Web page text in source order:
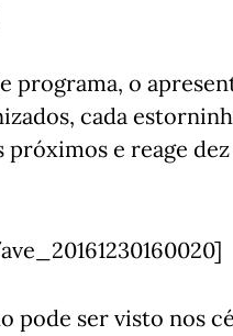
programa, o
cada
próximos e reage
pode ser visto nos